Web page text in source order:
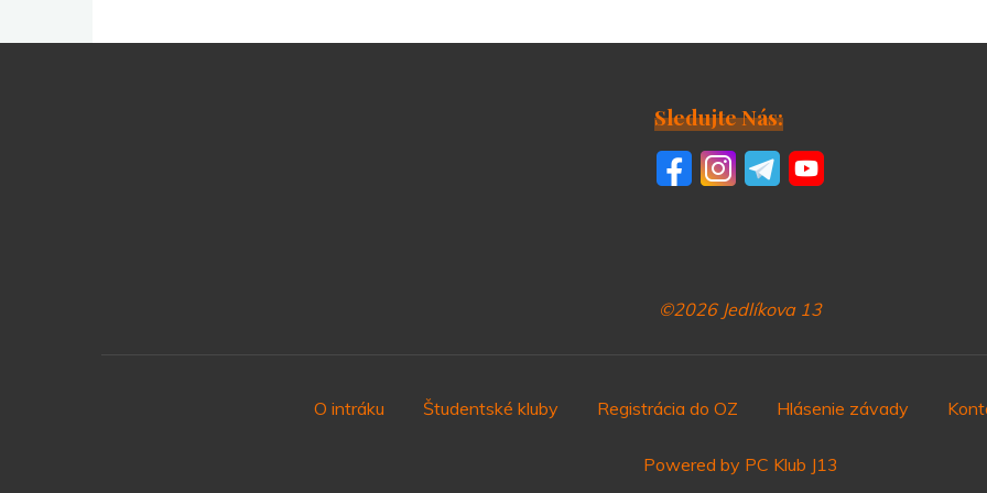
Sledujte Nás:
©2026 Jedlíkova 13
O intráku Študentské kluby Registrácia do OZ Hlásenie závady
Powered by PC Klub J13